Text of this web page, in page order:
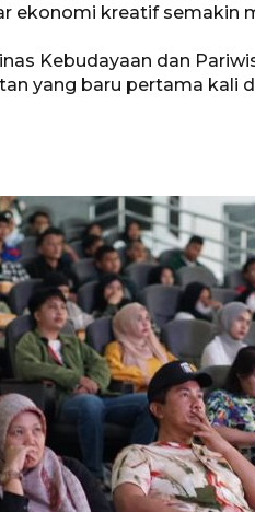
ekonomi kreatif semakin
Kebudayaan dan
yang baru pertama kali